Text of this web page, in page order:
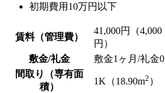
初期費用10万円以下
賃料（管理費）
41,000円（4,000
円）
敷金/礼金 敷金1ヶ月/礼金0
間取り（専有面
積）
1K（18.90m2 ）